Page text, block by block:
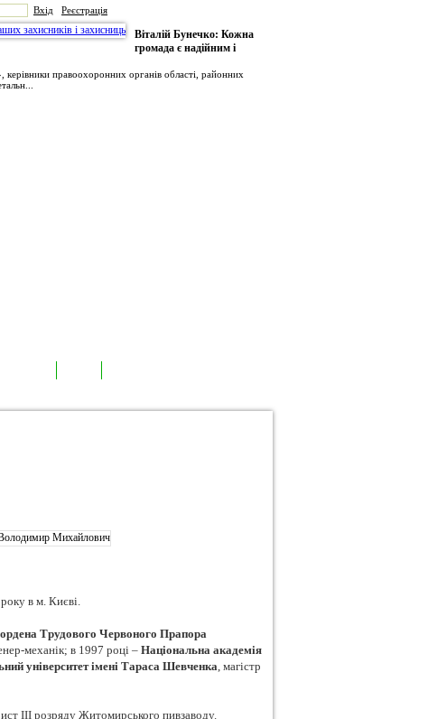
Вхід Реєстрація
Віталій Бунечко: Кожна
громада є надійним і
правоохоронних органів області, районних
в м. Києві.
Трудового Червоного Прапора
механік; в 1997 році – Національна академія
університет імені Тараса Шевченка, магістр
ІІІ розряду Житомирського пивзаводу.